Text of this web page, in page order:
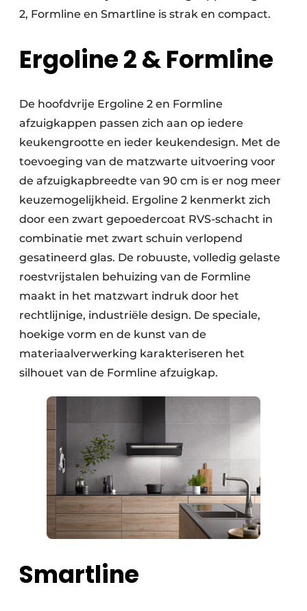
2, Formline en Smartline is strak en compact.
Ergoline 2 & Formline
De hoofdvrije Ergoline 2 en Formline
afzuigkappen passen zich aan op iedere
keukengrootte en ieder keukendesign. Met de
toevoeging van de matzwarte uitvoering voor
de afzuigkapbreedte van 90 cm is er nog meer
keuzemogelijkheid. Ergoline 2 kenmerkt zich
door een zwart gepoedercoat RVS-schacht in
combinatie met zwart schuin verlopend
gesatineerd glas. De robuuste, volledig gelaste
roestvrijstalen behuizing van de Formline
maakt in het matzwart indruk door het
rechtlijnige, industriële design. De speciale,
hoekige vorm en de kunst van de
materiaalverwerking karakteriseren het
silhouet van de Formline afzuigkap.
Smartline